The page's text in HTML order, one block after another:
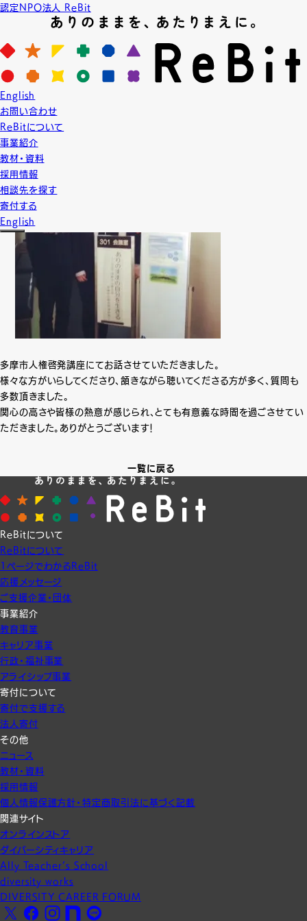
認定NPO法人 ReBit
English
お問い合わせ
ReBitについて
事業紹介
教材・資料
採用情報
相談先を探す
寄付する
English
News
ニュース
2015.3.19
【講演】多摩市人権啓発講座
多摩市人権啓発講座にてお話させていただきました。
様々な方がいらしてくださり、頷きながら聴いてくださる方が多く、質問も
多数頂きました。
関心の高さや皆様の熱意が感じられ、とても有意義な時間を過ごさせてい
ただきました。ありがとうございます！
一覧に戻る
ReBitについて
ReBitについて
1ページでわかるReBit
応援メッセージ
ご支援企業・団体
事業紹介
教育事業
キャリア事業
行政・福祉事業
アライシップ事業
寄付について
寄付で支援する
法人寄付
その他
ニュース
教材・資料
採用情報
個人情報保護方針・特定商取引法に基づく記載
関連サイト
オンラインストア
ダイバーシティキャリア
Ally Teacher’s School
diversity works
DIVERSITY CAREER FORUM
X
Facebook
Instagram
note LINE